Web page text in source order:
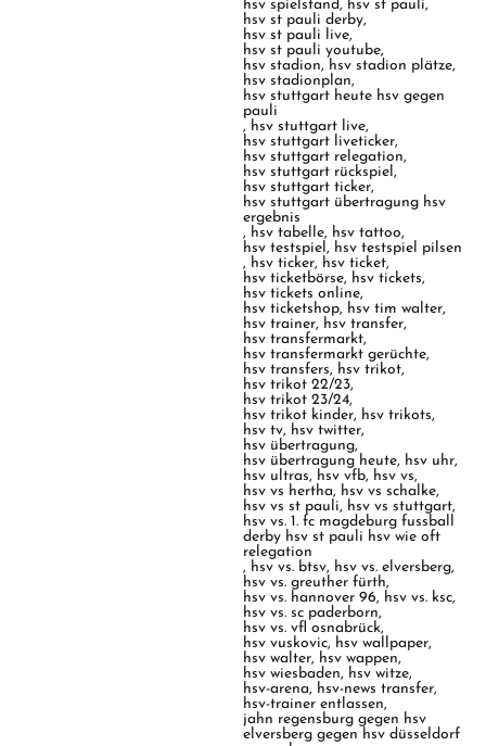
hsv spielstand, hsv st pauli,
hsv st pauli derby,
hsv st pauli live,
hsv st pauli youtube,
hsv stadion, hsv stadion plätze,
hsv stadionplan,
hsv stuttgart heute hsv gegen
pauli
, hsv stuttgart live,
hsv stuttgart liveticker,
hsv stuttgart relegation,
hsv stuttgart rückspiel,
hsv stuttgart ticker,
hsv stuttgart übertragung hsv
ergebnis
, hsv tabelle, hsv tattoo,
hsv testspiel, hsv testspiel pilsen
, hsv ticker, hsv ticket,
hsv ticketbörse, hsv tickets,
hsv tickets online,
hsv ticketshop, hsv tim walter,
hsv trainer, hsv transfer,
hsv transfermarkt,
hsv transfermarkt gerüchte,
hsv transfers, hsv trikot,
hsv trikot 22/23,
hsv trikot 23/24,
hsv trikot kinder, hsv trikots,
hsv tv, hsv twitter,
hsv übertragung,
hsv übertragung heute, hsv uhr,
hsv ultras, hsv vfb, hsv vs,
hsv vs hertha, hsv vs schalke,
hsv vs st pauli, hsv vs stuttgart,
hsv vs. 1. fc magdeburg fussball
derby hsv st pauli hsv wie oft
relegation
, hsv vs. btsv, hsv vs. elversberg,
hsv vs. greuther fürth,
hsv vs. hannover 96, hsv vs. ksc,
hsv vs. sc paderborn,
hsv vs. vfl osnabrück,
hsv vuskovic, hsv wallpaper,
hsv walter, hsv wappen,
hsv wiesbaden, hsv witze,
hsv-arena, hsv-news transfer,
hsv-trainer entlassen,
jahn regensburg gegen hsv
elversberg gegen hsv düsseldorf